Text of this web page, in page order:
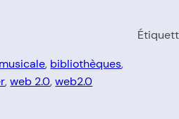
, bibliothèques
, web 2.0, web2.0